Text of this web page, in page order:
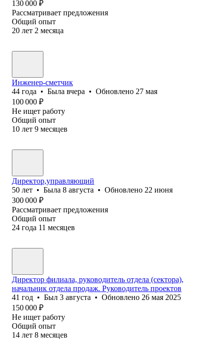
130 000 ₽
Рассматривает предложения
Общий опыт
20 лет 2 месяца
Инженер-сметчик
44 года • Была вчера • Обновлено 27 мая
100 000 ₽
Не ищет работу
Общий опыт
10 лет 9 месяцев
Директор,управляющий
50 лет • Была 8 августа • Обновлено 22 июня
300 000 ₽
Рассматривает предложения
Общий опыт
24 года 11 месяцев
Директор филиала, руководитель отдела (сектора),
начальник отдела продаж. Руководитель проектов
41 год • Был 3 августа • Обновлено 26 мая 2025
150 000 ₽
Не ищет работу
Общий опыт
14 лет 8 месяцев